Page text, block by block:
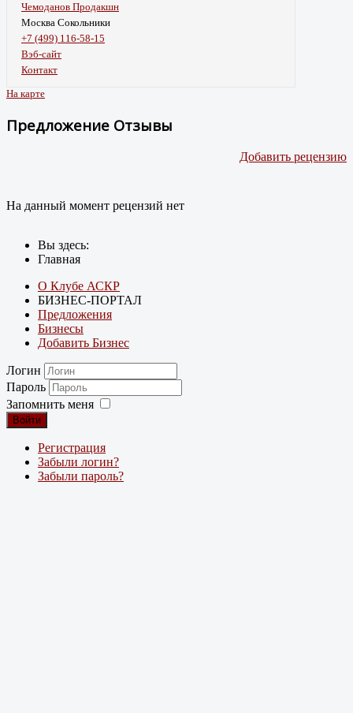
Чемоданов Продакшн
Москва Сокольники
+7 (499) 116-58-15
Вэб-сайт
Контакт
На карте
Предложение Отзывы
Добавить рецензию
На данный момент рецензий нет
Вы здесь:
Главная
О Клубе АСКР
БИЗНЕС-ПОРТАЛ
Предложения
Бизнесы
Добавить Бизнес
Логин
Пароль
Запомнить меня
Войти
Регистрация
Забыли логин?
Забыли пароль?